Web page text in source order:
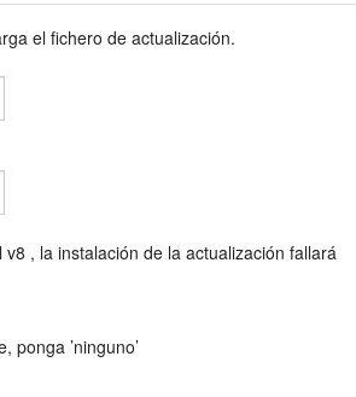
el fichero de actualización.
, la instalación de la actualización fallará
ponga ’ninguno’